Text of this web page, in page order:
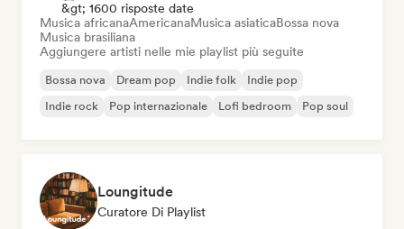
&gt; 1600 risposte date
Musica africanaAmericanaMusica asiaticaBossa nova
Musica brasiliana
Aggiungere artisti nelle mie playlist più seguite
Bossa nova Dream pop Indie folk
Indie pop
Indie rock
Pop internazionale Lofi bedroom Pop soul
Loungitude
Curatore Di Playlist